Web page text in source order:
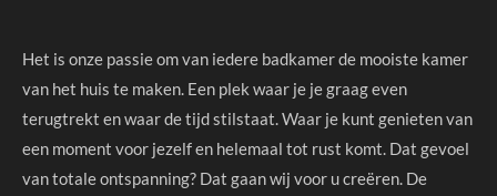
Het is onze passie om van iedere badkamer de mooiste kamer
van het huis te maken. Een plek waar je je graag even
terugtrekt en waar de tijd stilstaat. Waar je kunt genieten van
een moment voor jezelf en helemaal tot rust komt. Dat gevoel
van totale ontspanning? Dat gaan wij voor u creëren. De